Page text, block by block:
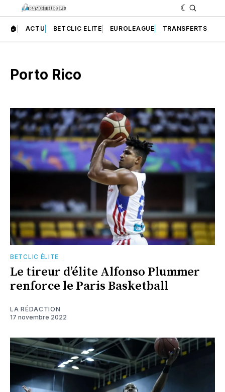
🏠 ACTU BETCLIC ELITE EUROLEAGUE TRANSFERTS
Porto Rico
BETCLIC ÉLITE
Le tireur d’élite Alfonso Plummer
renforce le Paris Basketball
LA RÉDACTION
17 novembre 2022